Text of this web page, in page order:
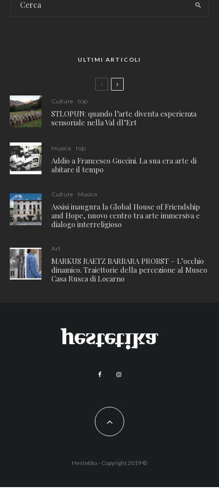
ULTIMI ARTICOLI
Culture top
STLOPUN: quando l’arte diventa esperienza
sensoriale nella Val dl’Ert
Musica top
Addio a Francesco Guccini. La sua era arte di
abitare il tempo
Culture Musica
Assisi inaugura la Global House of Friendship
and Hope, nuovo centro tra arte immersiva e
dialogo interreligioso
Art
MARKUS RAETZ BARBARA PROBST – L’occhio
dinamico. Traiettorie della percezione al Museo
Casa Rusca di Locarno
Hestetika - Copyright 2019 ©